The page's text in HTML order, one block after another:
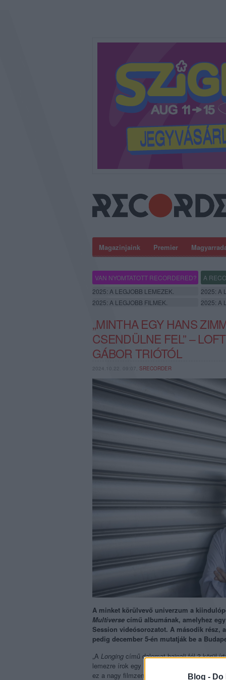
Blog -
Magazinjaink Premier
VAN NYOMTATOTT RECORDERED? A
2025: A LEGJOBB LEMEZEK.
2025: A
2025: A LEGJOBB FILMEK.
2025: A
„MINTHA EGY HANS
CSENDÜLNE FEL” –
GÁBOR TRIÓTÓL
2024.10.22. 09:07, SRECORDER
A minket körülvevő univerzum a
Multiverse című albumának, amelyhez
Session videósorozatot. A második rész, a
pedig december 5-én mutatják be a
„A Longing című dalomat hajnali fél 3 körül
lemezre írok egy himnuszszerű balladát,
ez a nagy filmzene-szeretetemnek